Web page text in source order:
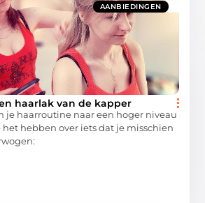
AANBIEDINGEN
haarlak van de kapper
je haarroutine naar een hoger niveau
hebben over iets dat je misschien